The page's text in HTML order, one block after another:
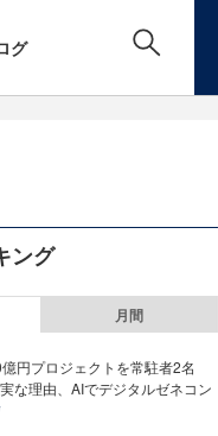
グ
ング
月間
円プロジェクトを常駐者2名
な理由、AIでデジタルゼネコン